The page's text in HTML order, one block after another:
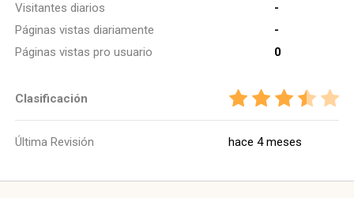
Visitantes diarios
-
Páginas vistas diariamente
-
Páginas vistas pro usuario
0
Clasificación
Última Revisión hace 4 meses